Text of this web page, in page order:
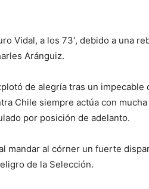
Vidal, a los 73′, debido a una
Aránguiz.
de alegría tras un impecable
Chile siempre actúa con
por posición de adelanto.
mandar al córner un fuerte
de la Selección.